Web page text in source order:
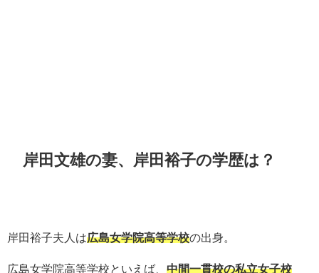
岸田文雄の妻、岸田裕子の学歴は？
岸田裕子夫人は広島女学院高等学校の出身。
広島女学院高等学校といえば、 中間一貫校の私立女子校